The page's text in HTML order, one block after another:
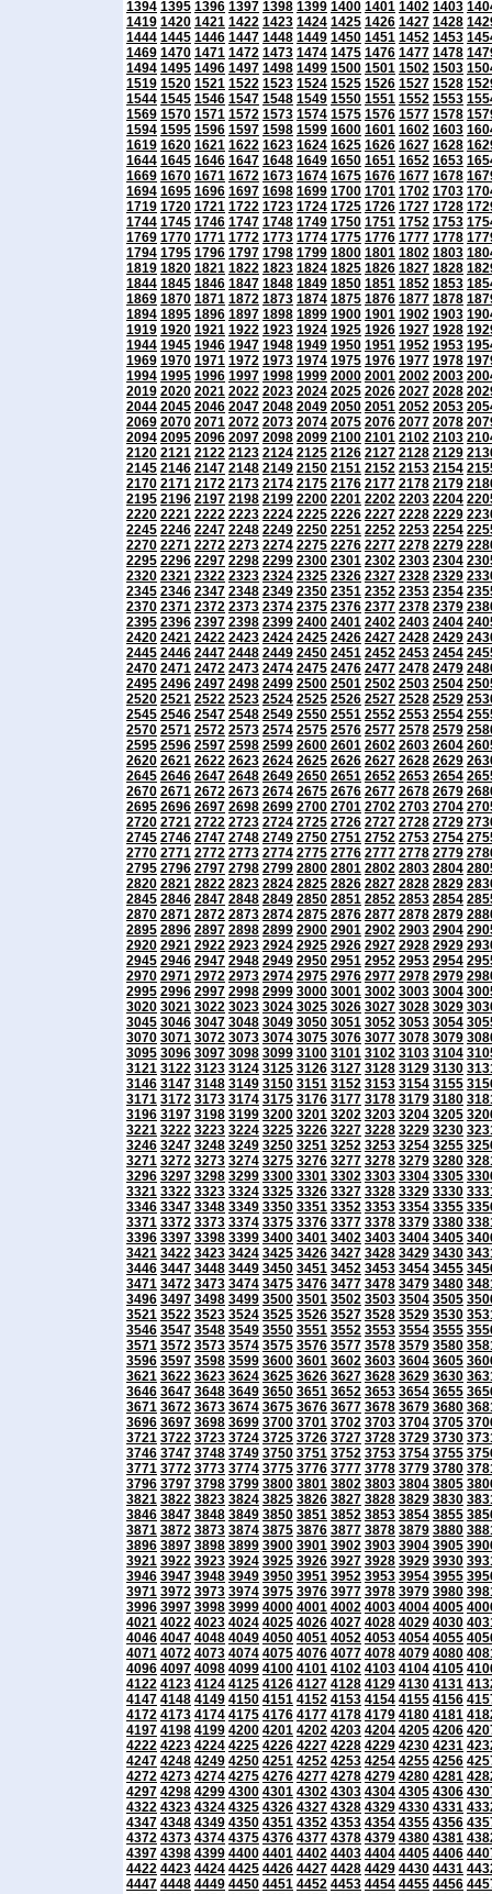
1394 1395 1396 1397 1398 1399 1400 1401 1402 1403
1419 1420 1421 1422 1423 1424 1425 1426 1427 1428
1444 1445 1446 1447 1448 1449 1450 1451 1452 1453
1469 1470 1471 1472 1473 1474 1475 1476 1477 1478
1494 1495 1496 1497 1498 1499 1500 1501 1502 1503
1519 1520 1521 1522 1523 1524 1525 1526 1527 1528
1544 1545 1546 1547 1548 1549 1550 1551 1552 1553
1569 1570 1571 1572 1573 1574 1575 1576 1577 1578
1594 1595 1596 1597 1598 1599 1600 1601 1602 1603
1619 1620 1621 1622 1623 1624 1625 1626 1627 1628
1644 1645 1646 1647 1648 1649 1650 1651 1652 1653
1669 1670 1671 1672 1673 1674 1675 1676 1677 1678
1694 1695 1696 1697 1698 1699 1700 1701 1702 1703
1719 1720 1721 1722 1723 1724 1725 1726 1727 1728
1744 1745 1746 1747 1748 1749 1750 1751 1752 1753
1769 1770 1771 1772 1773 1774 1775 1776 1777 1778
1794 1795 1796 1797 1798 1799 1800 1801 1802 1803
1819 1820 1821 1822 1823 1824 1825 1826 1827 1828
1844 1845 1846 1847 1848 1849 1850 1851 1852 1853
1869 1870 1871 1872 1873 1874 1875 1876 1877 1878
1894 1895 1896 1897 1898 1899 1900 1901 1902 1903
1919 1920 1921 1922 1923 1924 1925 1926 1927 1928
1944 1945 1946 1947 1948 1949 1950 1951 1952 1953
1969 1970 1971 1972 1973 1974 1975 1976 1977 1978
1994 1995 1996 1997 1998 1999 2000 2001 2002 2003
2019 2020 2021 2022 2023 2024 2025 2026 2027 2028
2044 2045 2046 2047 2048 2049 2050 2051 2052 2053
2069 2070 2071 2072 2073 2074 2075 2076 2077 2078
2094 2095 2096 2097 2098 2099 2100 2101 2102 2103
2120 2121 2122 2123 2124 2125 2126 2127 2128 2129
2145 2146 2147 2148 2149 2150 2151 2152 2153 2154
2170 2171 2172 2173 2174 2175 2176 2177 2178 2179
2195 2196 2197 2198 2199 2200 2201 2202 2203 2204
2220 2221 2222 2223 2224 2225 2226 2227 2228 2229
2245 2246 2247 2248 2249 2250 2251 2252 2253 2254
2270 2271 2272 2273 2274 2275 2276 2277 2278 2279
2295 2296 2297 2298 2299 2300 2301 2302 2303 2304
2320 2321 2322 2323 2324 2325 2326 2327 2328 2329
2345 2346 2347 2348 2349 2350 2351 2352 2353 2354
2370 2371 2372 2373 2374 2375 2376 2377 2378 2379
2395 2396 2397 2398 2399 2400 2401 2402 2403 2404
2420 2421 2422 2423 2424 2425 2426 2427 2428 2429
2445 2446 2447 2448 2449 2450 2451 2452 2453 2454
2470 2471 2472 2473 2474 2475 2476 2477 2478 2479
2495 2496 2497 2498 2499 2500 2501 2502 2503 2504
2520 2521 2522 2523 2524 2525 2526 2527 2528 2529
2545 2546 2547 2548 2549 2550 2551 2552 2553 2554
2570 2571 2572 2573 2574 2575 2576 2577 2578 2579
2595 2596 2597 2598 2599 2600 2601 2602 2603 2604
2620 2621 2622 2623 2624 2625 2626 2627 2628 2629
2645 2646 2647 2648 2649 2650 2651 2652 2653 2654
2670 2671 2672 2673 2674 2675 2676 2677 2678 2679
2695 2696 2697 2698 2699 2700 2701 2702 2703 2704
2720 2721 2722 2723 2724 2725 2726 2727 2728 2729
2745 2746 2747 2748 2749 2750 2751 2752 2753 2754
2770 2771 2772 2773 2774 2775 2776 2777 2778 2779
2795 2796 2797 2798 2799 2800 2801 2802 2803 2804
2820 2821 2822 2823 2824 2825 2826 2827 2828 2829
2845 2846 2847 2848 2849 2850 2851 2852 2853 2854
2870 2871 2872 2873 2874 2875 2876 2877 2878 2879
2895 2896 2897 2898 2899 2900 2901 2902 2903 2904
2920 2921 2922 2923 2924 2925 2926 2927 2928 2929
2945 2946 2947 2948 2949 2950 2951 2952 2953 2954
2970 2971 2972 2973 2974 2975 2976 2977 2978 2979
2995 2996 2997 2998 2999 3000 3001 3002 3003 3004
3020 3021 3022 3023 3024 3025 3026 3027 3028 3029
3045 3046 3047 3048 3049 3050 3051 3052 3053 3054
3070 3071 3072 3073 3074 3075 3076 3077 3078 3079
3095 3096 3097 3098 3099 3100 3101 3102 3103 3104
3121 3122 3123 3124 3125 3126 3127 3128 3129 3130
3146 3147 3148 3149 3150 3151 3152 3153 3154 3155
3171 3172 3173 3174 3175 3176 3177 3178 3179 3180
3196 3197 3198 3199 3200 3201 3202 3203 3204 3205
3221 3222 3223 3224 3225 3226 3227 3228 3229 3230
3246 3247 3248 3249 3250 3251 3252 3253 3254 3255
3271 3272 3273 3274 3275 3276 3277 3278 3279 3280
3296 3297 3298 3299 3300 3301 3302 3303 3304 3305
3321 3322 3323 3324 3325 3326 3327 3328 3329 3330
3346 3347 3348 3349 3350 3351 3352 3353 3354 3355
3371 3372 3373 3374 3375 3376 3377 3378 3379 3380
3396 3397 3398 3399 3400 3401 3402 3403 3404 3405
3421 3422 3423 3424 3425 3426 3427 3428 3429 3430
3446 3447 3448 3449 3450 3451 3452 3453 3454 3455
3471 3472 3473 3474 3475 3476 3477 3478 3479 3480
3496 3497 3498 3499 3500 3501 3502 3503 3504 3505
3521 3522 3523 3524 3525 3526 3527 3528 3529 3530
3546 3547 3548 3549 3550 3551 3552 3553 3554 3555
3571 3572 3573 3574 3575 3576 3577 3578 3579 3580
3596 3597 3598 3599 3600 3601 3602 3603 3604 3605
3621 3622 3623 3624 3625 3626 3627 3628 3629 3630
3646 3647 3648 3649 3650 3651 3652 3653 3654 3655
3671 3672 3673 3674 3675 3676 3677 3678 3679 3680
3696 3697 3698 3699 3700 3701 3702 3703 3704 3705
3721 3722 3723 3724 3725 3726 3727 3728 3729 3730
3746 3747 3748 3749 3750 3751 3752 3753 3754 3755
3771 3772 3773 3774 3775 3776 3777 3778 3779 3780
3796 3797 3798 3799 3800 3801 3802 3803 3804 3805
3821 3822 3823 3824 3825 3826 3827 3828 3829 3830
3846 3847 3848 3849 3850 3851 3852 3853 3854 3855
3871 3872 3873 3874 3875 3876 3877 3878 3879 3880
3896 3897 3898 3899 3900 3901 3902 3903 3904 3905
3921 3922 3923 3924 3925 3926 3927 3928 3929 3930
3946 3947 3948 3949 3950 3951 3952 3953 3954 3955
3971 3972 3973 3974 3975 3976 3977 3978 3979 3980
3996 3997 3998 3999 4000 4001 4002 4003 4004 4005
4021 4022 4023 4024 4025 4026 4027 4028 4029 4030
4046 4047 4048 4049 4050 4051 4052 4053 4054 4055
4071 4072 4073 4074 4075 4076 4077 4078 4079 4080
4096 4097 4098 4099 4100 4101 4102 4103 4104 4105
4122 4123 4124 4125 4126 4127 4128 4129 4130 4131
4147 4148 4149 4150 4151 4152 4153 4154 4155 4156
4172 4173 4174 4175 4176 4177 4178 4179 4180 4181
4197 4198 4199 4200 4201 4202 4203 4204 4205 4206
4222 4223 4224 4225 4226 4227 4228 4229 4230 4231
4247 4248 4249 4250 4251 4252 4253 4254 4255 4256
4272 4273 4274 4275 4276 4277 4278 4279 4280 4281
4297 4298 4299 4300 4301 4302 4303 4304 4305 4306
4322 4323 4324 4325 4326 4327 4328 4329 4330 4331
4347 4348 4349 4350 4351 4352 4353 4354 4355 4356
4372 4373 4374 4375 4376 4377 4378 4379 4380 4381
4397 4398 4399 4400 4401 4402 4403 4404 4405 4406
4422 4423 4424 4425 4426 4427 4428 4429 4430 4431
4447 4448 4449 4450 4451 4452 4453 4454 4455 4456